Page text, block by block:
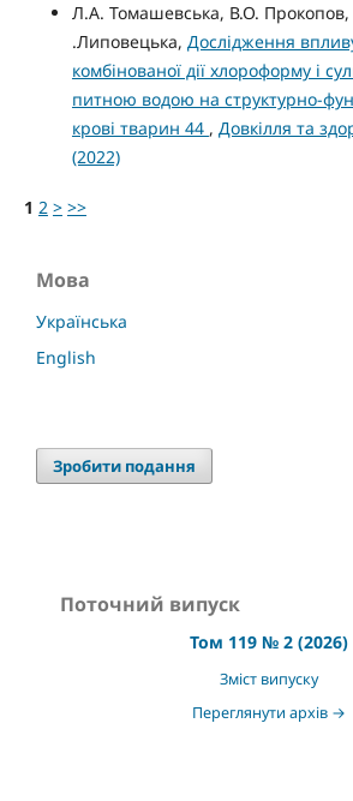
Л.А. Томашевська, В.О.
.Липовецька, Дослідження
комбінованої дії хлороформу i
питною водою на структурно-
крові тварин 44 , Довкілля та
(2022)
1 2 > >>
Мова
Українська
English
Зробити подання
Поточний випуск
Том 119 № 2 (2026)
Зміст випуску
Переглянути архів →